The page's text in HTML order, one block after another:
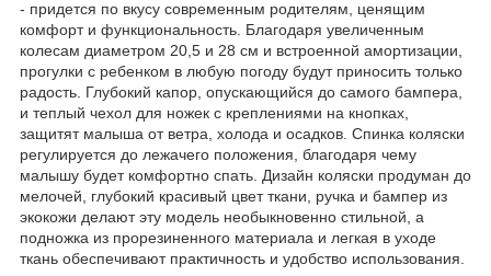
- придется по вкусу современным родителям, ценящим
комфорт и функциональность. Благодаря увеличенным
колесам диаметром 20,5 и 28 см и встроенной амортизации,
прогулки с ребенком в любую погоду будут приносить только
радость. Глубокий капор, опускающийся до самого бампера,
и теплый чехол для ножек с креплениями на кнопках,
защитят малыша от ветра, холода и осадков. Спинка коляски
регулируется до лежачего положения, благодаря чему
малышу будет комфортно спать. Дизайн коляски продуман до
мелочей, глубокий красивый цвет ткани, ручка и бампер из
экокожи делают эту модель необыкновенно стильной, а
подножка из прорезиненного материала и легкая в уходе
ткань обеспечивают практичность и удобство использования.